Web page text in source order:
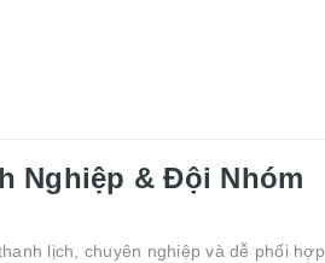
Nghiệp & Đội Nhóm
lịch, chuyên nghiệp và dễ phối hợp.